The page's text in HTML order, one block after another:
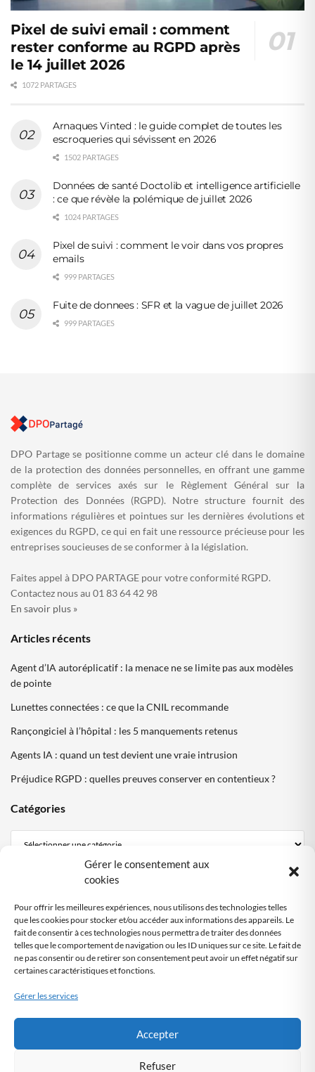
Gérer le consentement aux
cookies
Pour offrir les meilleures expériences, nous utilisons des technologies telles
que les cookies pour stocker et/ou accéder aux informations des appareils. Le
fait de consentir à ces technologies nous permettra de traiter des données
telles que le comportement de navigation ou les ID uniques sur ce site. Le fait de
ne pas consentir ou de retirer son consentement peut avoir un effet négatif sur
certaines caractéristiques et fonctions.
Gérer les services
Accepter
Refuser
Pixel de suivi email : comment
rester conforme au RGPD après
le 14 juillet 2026
1072 PARTAGES
Arnaques Vinted : le guide complet de toutes les
escroqueries qui sévissent en 2026
1502 PARTAGES
Données de santé Doctolib et intelligence artificielle
: ce que révèle la polémique de juillet 2026
1024 PARTAGES
Pixel de suivi : comment le voir dans vos propres
emails
999 PARTAGES
Fuite de donnees : SFR et la vague de juillet 2026
999 PARTAGES
DPO Partage se positionne comme un acteur clé dans le domaine
de la protection des données personnelles, en offrant une gamme
complète de services axés sur le Règlement Général sur la
Protection des Données (RGPD). Notre structure fournit des
informations régulières et pointues sur les dernières évolutions et
exigences du RGPD, ce qui en fait une ressource précieuse pour les
entreprises soucieuses de se conformer à la législation.
Faites appel à DPO PARTAGE pour votre conformité RGPD.
Contactez nous au 01 83 64 42 98
En savoir plus »
Articles récents
Agent d’IA autoréplicatif : la menace ne se limite pas aux modèles
de pointe
Lunettes connectées : ce que la CNIL recommande
Rançongiciel à l’hôpital : les 5 manquements retenus
Agents IA : quand un test devient une vraie intrusion
Préjudice RGPD : quelles preuves conserver en contentieux ?
Catégories
Mentions Légales
Politique cookies DPO Partagé
Nous contacter
Audit automatisé